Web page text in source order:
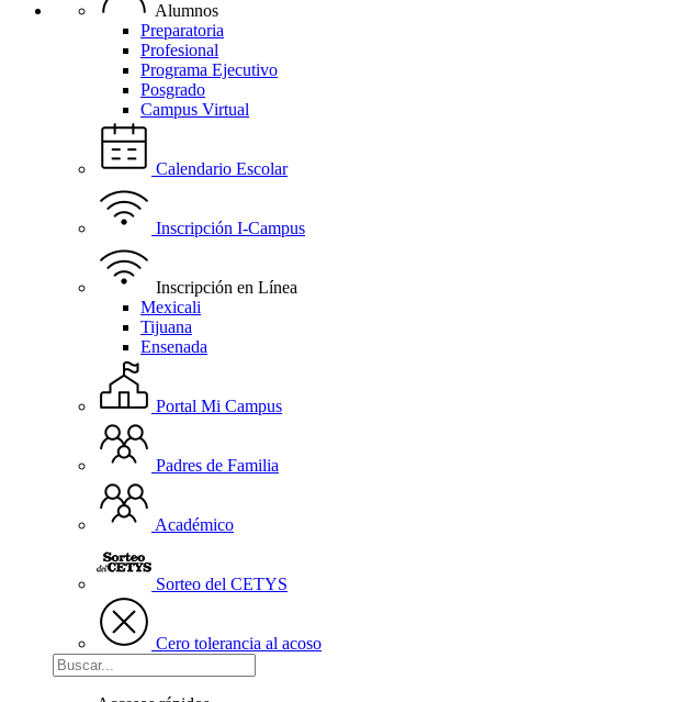
Alumnos
Preparatoria
Profesional
Programa Ejecutivo
Posgrado
Campus Virtual
Calendario Escolar
Inscripción I-Campus
Inscripción en Línea
Mexicali
Tijuana
Ensenada
Portal Mi Campus
Padres de Familia
Académico
Sorteo del CETYS
Cero tolerancia al acoso